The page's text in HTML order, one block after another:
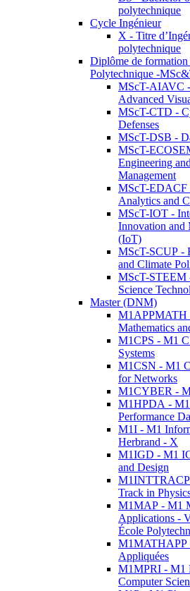
polytechnique
Cycle Ingénieur
X - Titre
polytechnique
Diplôme de
Polytechnique -
MScT-AIAVC
Advanced
MScT-CTD -
Defenses
MScT-DSB -
MScT-
Engineering
Management
MScT-EDACF
Analytics and
MScT-IOT -
Innovation and
(IoT)
MScT-SCUP -
and Climate
MScT-STEEM
Science
Master (DNM)
M1APPMATH
Mathematics
M1CPS - M1
Systems
M1CSN - M1
for Networks
M1CYBER -
M1HPDA -
Performance
M1I - M1
Herbrand - X
M1IGD - M1
and Design
Track in
M1MAP - M1
Applications -
École
M1MATHAPP
Appliquées
M1MPRI - M1
Computer